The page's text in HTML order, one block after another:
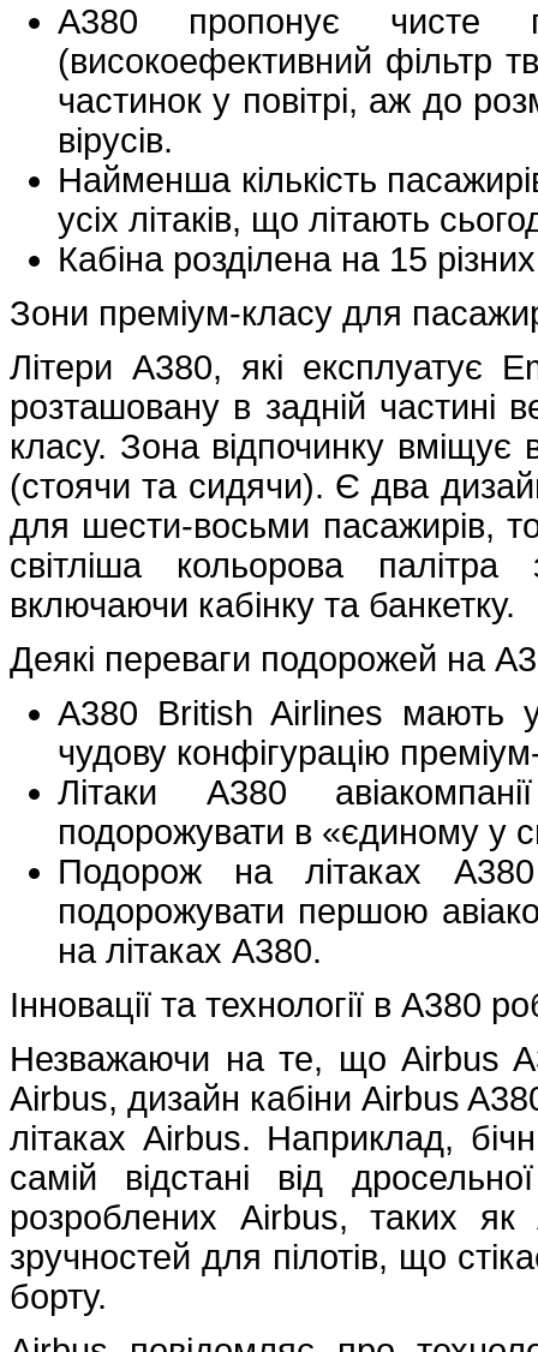
A380 пропонує чисте
(високоефективний фільтр
частинок у повітрі, аж до
вірусів.
Найменша кількість
усіх літаків, що літають
Кабіна розділена на 15
Зони преміум-класу для
Літери A380, які експлуатує
розташовану в задній частині
класу. Зона відпочинку вміщує
(стоячи та сидячи). Є два
для шести-восьми пасажирів,
світліша кольорова
включаючи кабінку та банкетку.
Деякі переваги подорожей на
A380 British Airlines мають
чудову конфігурацію
Літаки A380
подорожувати в «єдиному у
Подорож на літаках
подорожувати першою
на літаках A380.
Інновації та технології в A380
Незважаючи на те, що Airbus
Airbus, дизайн кабіни Airbus
літаках Airbus. Наприклад,
самій відстані від
розроблених Airbus, таких
зручностей для пілотів, що
борту.